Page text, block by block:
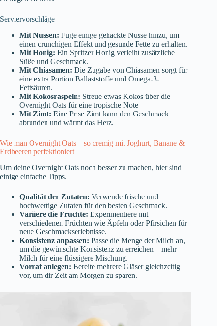
Serviervorschläge
Mit Nüssen: Füge einige gehackte Nüsse hinzu, um
einen crunchigen Effekt und gesunde Fette zu erhalten.
Mit Honig: Ein Spritzer Honig verleiht zusätzliche
Süße und Geschmack.
Mit Chiasamen: Die Zugabe von Chiasamen sorgt für
eine extra Portion Ballaststoffe und Omega-3-
Fettsäuren.
Mit Kokosraspeln: Streue etwas Kokos über die
Overnight Oats für eine tropische Note.
Mit Zimt: Eine Prise Zimt kann den Geschmack
abrunden und wärmt das Herz.
Wie man Overnight Oats – so cremig mit Joghurt, Banane &
Erdbeeren perfektioniert
Um deine Overnight Oats noch besser zu machen, hier sind
einige einfache Tipps.
Qualität der Zutaten: Verwende frische und
hochwertige Zutaten für den besten Geschmack.
Variiere die Früchte: Experimentiere mit
verschiedenen Früchten wie Äpfeln oder Pfirsichen für
neue Geschmackserlebnisse.
Konsistenz anpassen: Passe die Menge der Milch an,
um die gewünschte Konsistenz zu erreichen – mehr
Milch für eine flüssigere Mischung.
Vorrat anlegen: Bereite mehrere Gläser gleichzeitig
vor, um dir Zeit am Morgen zu sparen.